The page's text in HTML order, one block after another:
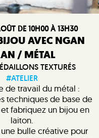
DE 10H00 À 13H30
AVEC NGAN
/ MÉTAL
TEXTURÉS
#ATELIER
de travail du métal :
techniques de base de
fabriquez un bijou en
laiton.
bulle créative pour